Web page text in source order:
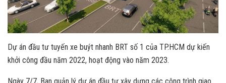
Dự án đầu tư tuyến xe buýt nhanh BRT số 1 của TP.HCM dự kiến
khởi công đầu năm 2022, hoạt động vào năm 2023.